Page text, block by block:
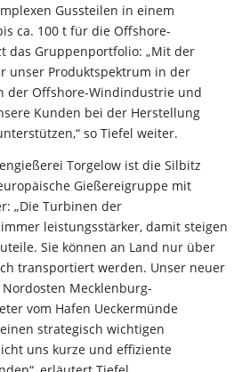
Gussteilen in einem
ca. 100 t für die Offshore-
das Gruppenportfolio: „Mit der
unser Produktspektrum in der
der Offshore-Windindustrie und
Kunden bei der Herstellung
so Tiefel weiter.
Torgelow ist die Silbitz
Gießereigruppe mit
„Die Turbinen der
leistungsstärker, damit steigen
Sie können an Land nur über
transportiert werden. Unser neuer
Mecklenburg-
vom Hafen Ueckermünde
strategisch wichtigen
uns kurze und effiziente